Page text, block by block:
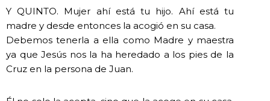
Y QUINTO. Mujer ahí está tu hijo. Ahí está tu
madre y desde entonces la acogió en su casa.
Debemos tenerla a ella como Madre y maestra
ya que Jesús nos la ha heredado a los pies de la
Cruz en la persona de Juan.